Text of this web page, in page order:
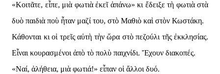
«Κοιτᾶτε, εἶπε, μιὰ φωτιὰ ἐκεῖ ἀπάνω» κι ἔδειξε τὴ φωτιὰ στὰ
δυὸ παιδιὰ ποὺ ἦταν μαζί του, στὸ Μαθιὸ καὶ στὸν Κωστάκη.
Κάθονται κι οἱ τρεῖς αὐτὴ τὴν ὥρα στὸ πεζούλι τῆς ἐκκλησίας.
Εἶναι κουρασμένοι ἀπὸ τὸ πολὺ παιχνίδι. Ἔχουν διακοπές.
«Ναί, ἀλήθεια, μιὰ φωτιά!» εἶπαν οἱ ἄλλοι δυό.